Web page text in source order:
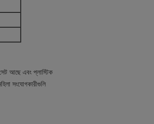
আছে এবং প্লাস্টিক
সংযোগকারীগুলি